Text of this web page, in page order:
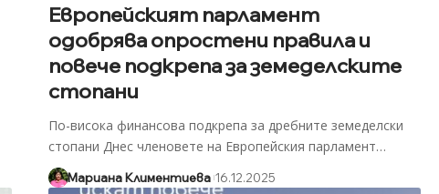
Европейският парламент
одобрява опростени правила и
повече подкрепа за земеделските
стопани
По-висока финансова подкрепа за дребните земеделски
стопани Днес членовете на Европейския парламент…
Мариана Климентиева 16.12.2025